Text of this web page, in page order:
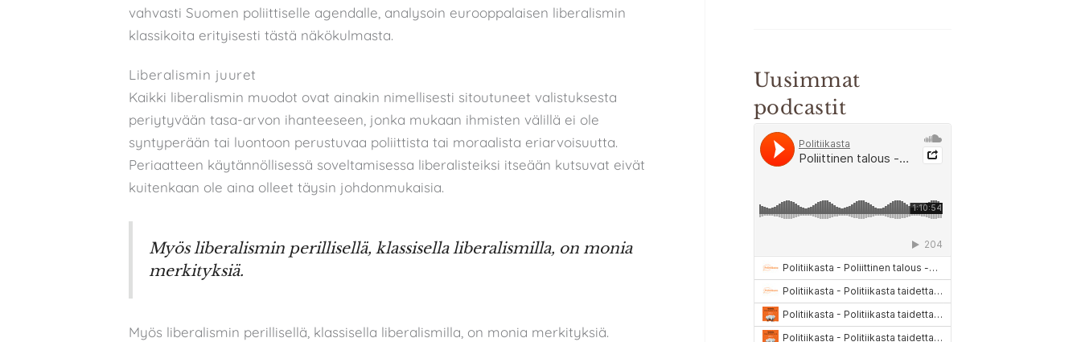
vahvasti Suomen poliittiselle agendalle, analysoin eurooppalaisen liberalismin
klassikoita erityisesti tästä näkökulmasta.
Liberalismin juuret
Kaikki liberalismin muodot ovat ainakin nimellisesti sitoutuneet valistuksesta
periytyvään tasa-arvon ihanteeseen, jonka mukaan ihmisten välillä ei ole
syntyperään tai luontoon perustuvaa poliittista tai moraalista eriarvoisuutta.
Periaatteen käytännöllisessä soveltamisessa liberalisteiksi itseään kutsuvat eivät
kuitenkaan ole aina olleet täysin johdonmukaisia.
Myös liberalismin perillisellä, klassisella liberalismilla, on monia
merkityksiä.
Myös liberalismin perillisellä, klassisella liberalismilla, on monia merkityksiä.
Uusimmat
podcastit